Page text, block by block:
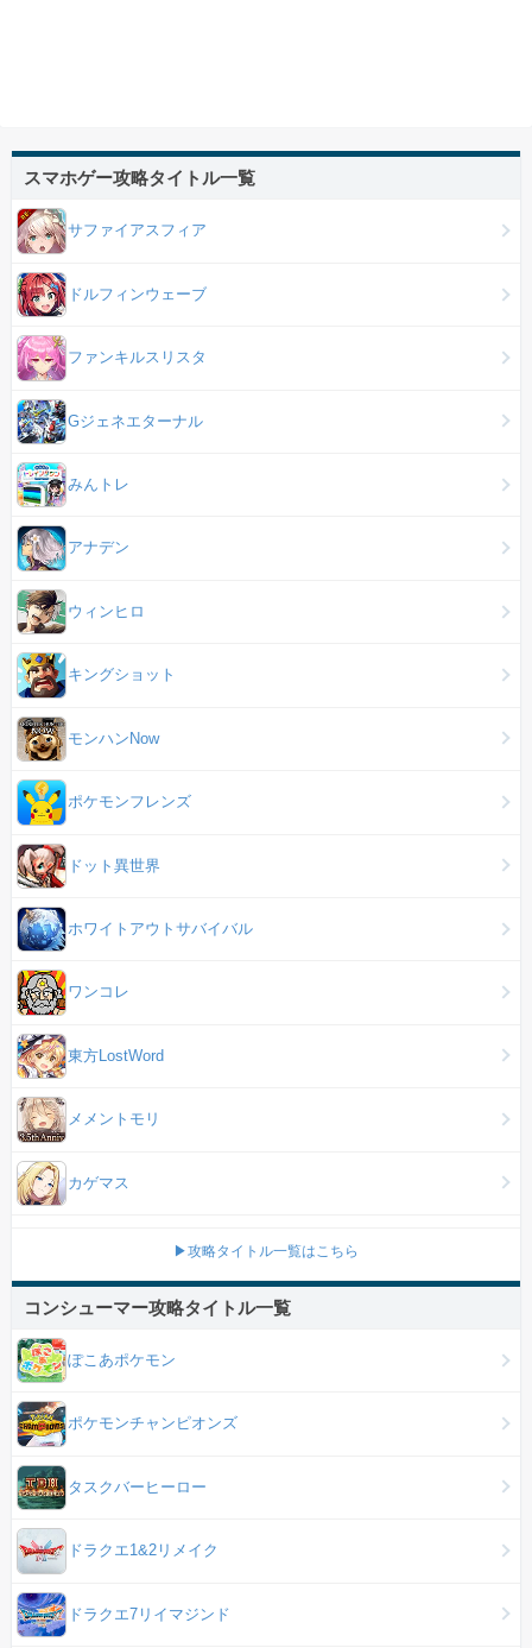
スマホゲー攻略タイトル一覧
サファイアスフィア
ドルフィンウェーブ
ファンキルスリスタ
Gジェネエターナル
みんトレ
アナデン
ウィンヒロ
キングショット
モンハンNow
ポケモンフレンズ
ドット異世界
ホワイトアウトサバイバル
ワンコレ
東方LostWord
メメントモリ
カゲマス
▶攻略タイトル一覧はこちら
コンシューマー攻略タイトル一覧
ぽこあポケモン
ポケモンチャンピオンズ
タスクバーヒーロー
ドラクエ1&2リメイク
ドラクエ7リイマジンド